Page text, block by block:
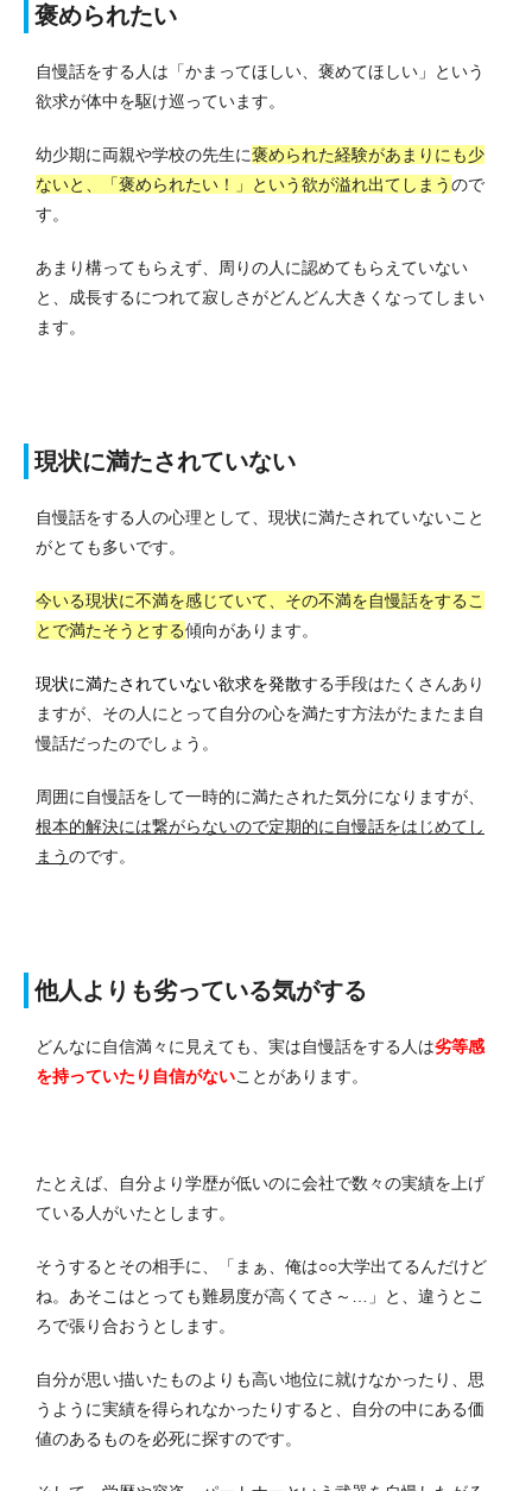
褒められたい
自慢話をする人は「かまってほしい、褒めてほしい」という
欲求が体中を駆け巡っています。
幼少期に両親や学校の先生に褒められた経験があまりにも少
ないと、「褒められたい！」という欲が溢れ出てしまうので
す。
あまり構ってもらえず、周りの人に認めてもらえていない
と、成長するにつれて寂しさがどんどん大きくなってしまい
ます。
現状に満たされていない
自慢話をする人の心理として、現状に満たされていないこと
がとても多いです。
今いる現状に不満を感じていて、その不満を自慢話をするこ
とで満たそうとする傾向があります。
現状に満たされていない欲求を発散する手段はたくさんあり
ますが、その人にとって自分の心を満たす方法がたまたま自
慢話だったのでしょう。
周囲に自慢話をして一時的に満たされた気分になりますが、
根本的解決には繋がらないので定期的に自慢話をはじめてし
まうのです。
他人よりも劣っている気がする
どんなに自信満々に見えても、実は自慢話をする人は劣等感
を持っていたり自信がないことがあります。
たとえば、自分より学歴が低いのに会社で数々の実績を上げ
ている人がいたとします。
そうするとその相手に、「まぁ、俺は○○大学出てるんだけど
ね。あそこはとっても難易度が高くてさ～…」と、違うとこ
ろで張り合おうとします。
自分が思い描いたものよりも高い地位に就けなかったり、思
うように実績を得られなかったりすると、自分の中にある価
値のあるものを必死に探すのです。